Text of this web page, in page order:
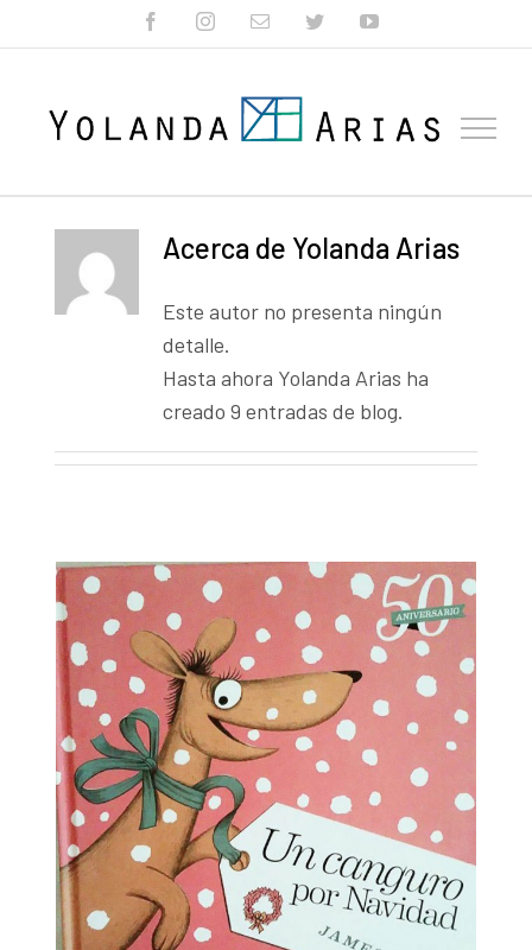
to
facebookinstagramCorreotwitter youtube
Acerca de Yolanda Arias
Este autor no presenta ningún
detalle.
Hasta ahora Yolanda Arias ha
creado 9 entradas de blog.